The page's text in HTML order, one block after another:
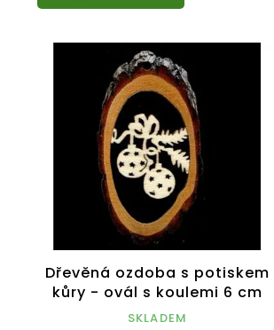
Dřevěná ozdoba s potiskem
kůry - ovál s koulemi 6 cm
SKLADEM